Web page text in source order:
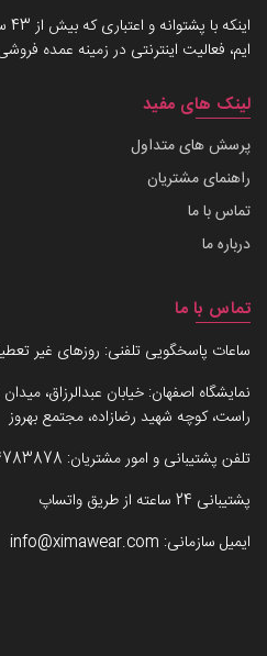
ایم، فعالیت اینترنتی در زمینه عمده
لینک های مفید
پرسش های متداول
راهنمای مشتریان
تماس با ما
درباره ما
تماس با ما
ساعات پاسخگویی تلفنی: روزهای غیر تعطیل 8 الی
نمایشگاه اصفهان: خیابان عبدالرزاق،
راست، کوچه شهید رضازاده، مجتمع بهروز
تلفن پشتیبانی و امور مشتریان:
پشتیبانی 24 ساعته از طریق واتساپ
ایمیل سازمانی: info@ximawear.com